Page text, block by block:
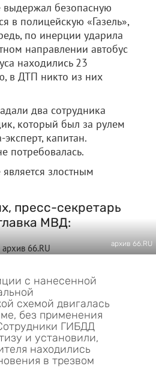
безопасную
в полицейскую «Газель»,
по инерции ударила
направлении автобус
находились 23
в ДТП никто из них
два сотрудника
который был за рулем
капитан.
потребовалась.
злостным
пресс-секретарь
МВД:
архив 66.RU
с нанесенной
схемой двигалась
без применения
ГИБДД
и установили,
находились
в трезвом